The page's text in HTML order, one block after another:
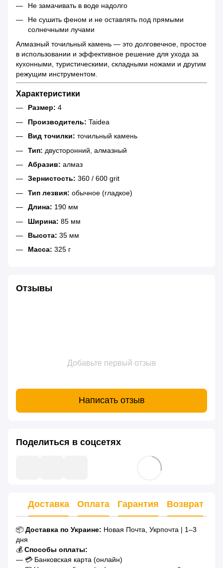
Не замачивать в воде надолго
Не сушить феном и не оставлять под прямыми
солнечными лучами
Алмазный точильный камень — это долговечное, простое
в использовании и эффективное решение для ухода за
кухонными, туристическими, складными ножами и другим
режущим инструментом.
Характеристики
Размер: 4
Производитель: Taidea
Вид точилки: точильный камень
Тип: двусторонний, алмазный
Абразив: алмаз
Зернистость: 360 / 600 grit
Тип лезвия: обычное (гладкое)
Длина: 190 мм
Ширина: 85 мм
Высота: 35 мм
Масса: 325 г
Отзывы
Добавьте первый отзыв
Написать отзыв
Поделиться в соцсетях
Доставка Оплата Гарантия Возврат
📦 Доставка по Украине: Новая Почта, Укрпочта | 1–3
дня
💰 Способы оплаты:
— 💳 Банковская карта (онлайн)